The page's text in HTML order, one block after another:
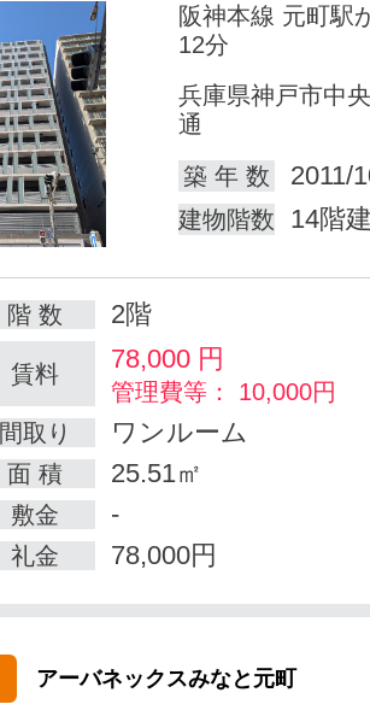
阪神本線 元町駅
12分
兵庫県神戸市中
通
築 年 数
2011/
建物階数 14階
階 数 2階
賃料 78,000 円
管理費等： 10,000円
間取り
ワンルーム
面 積 25.51㎡
敷金 -
礼金 78,000円
アーバネックスみなと元町